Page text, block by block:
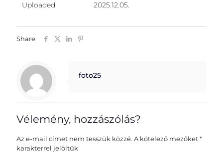
Uploaded
2025.12.05.
Share
foto25
Vélemény, hozzászólás?
Az e-mail címet nem tesszük közzé. A kötelező mezőket*
karakterrel jelöltük